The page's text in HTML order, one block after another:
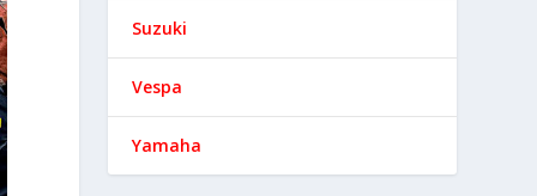
Suzuki
Vespa
Yamaha